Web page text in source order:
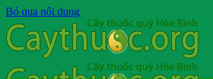
Bỏ qua nội dung